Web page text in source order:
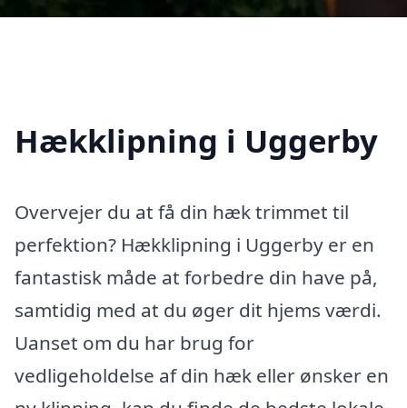
Hækklipning i Uggerby
Overvejer du at få din hæk trimmet til
perfektion? Hækklipning i Uggerby er en
fantastisk måde at forbedre din have på,
samtidig med at du øger dit hjems værdi.
Uanset om du har brug for
vedligeholdelse af din hæk eller ønsker en